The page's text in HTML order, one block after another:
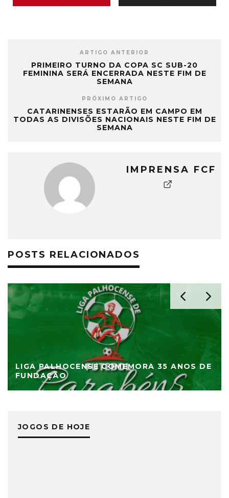
ARTIGO ANTERIOR
PRIMEIRO TURNO DA COPA SC SUB-20
FEMININA SERÁ ENCERRADA NESTE FIM DE
SEMANA
PRÓXIMO ARTIGO
CATARINENSES ESTARÃO EM CAMPO EM
TODAS AS DIVISÕES NACIONAIS NESTE FIM DE
SEMANA
IMPRENSA FCF
POSTS RELACIONADOS
LIGA PALHOCENSE COMEMORA 35 ANOS DE
FUNDAÇÃO
JOGOS DE HOJE